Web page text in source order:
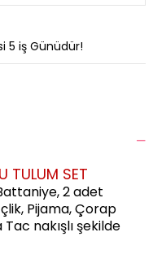
5 iş Günüdür!
TULUM SET
2 adet
Pijama, Çorap
nakışlışekilde